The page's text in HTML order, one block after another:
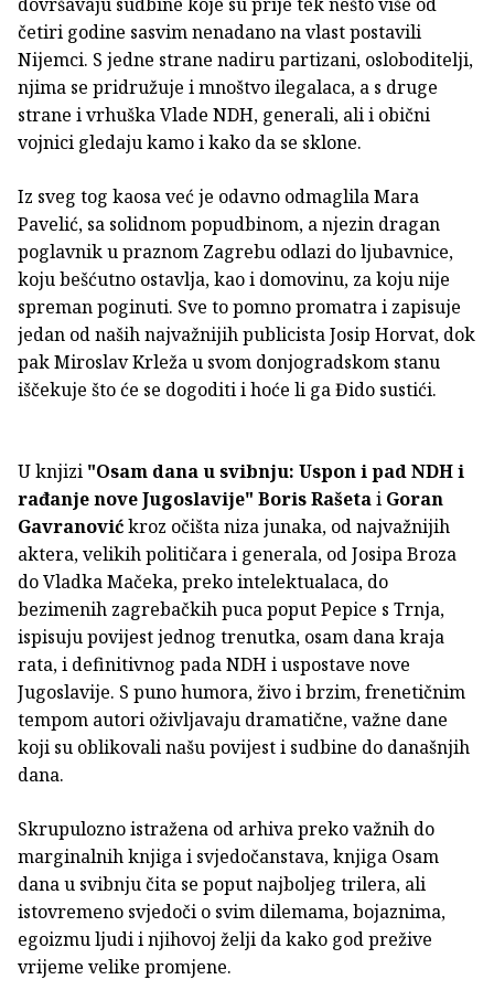
četiri godine sasvim nenadano na vlast postavili
Nijemci. S jedne strane nadiru partizani, osloboditelji,
njima se pridružuje i mnoštvo ilegalaca, a s druge
strane i vrhuška Vlade NDH, generali, ali i obični
vojnici gledaju kamo i kako da se sklone.
Iz sveg tog kaosa već je odavno odmaglila Mara
Pavelić, sa solidnom popudbinom, a njezin dragan
poglavnik u praznom Zagrebu odlazi do ljubavnice,
koju bešćutno ostavlja, kao i domovinu, za koju nije
spreman poginuti. Sve to pomno promatra i zapisuje
jedan od naših najvažnijih publicista Josip Horvat, dok
pak Miroslav Krleža u svom donjogradskom stanu
iščekuje što će se dogoditi i hoće li ga Đido sustići.
U knjizi "Osam dana u svibnju: Uspon i pad NDH i
rađanje nove Jugoslavije" Boris Rašetai Goran
Gavranovićkroz očišta niza junaka, od najvažnijih
aktera, velikih političara i generala, od Josipa Broza
do Vladka Mačeka, preko intelektualaca, do
bezimenih zagrebačkih puca poput Pepice s Trnja,
ispisuju povijest jednog trenutka, osam dana kraja
rata, i definitivnog pada NDH i uspostave nove
Jugoslavije. S puno humora, živo i brzim, frenetičnim
tempom autori oživljavaju dramatične, važne dane
koji su oblikovali našu povijest i sudbine do današnjih
dana.
Skrupulozno istražena od arhiva preko važnih do
marginalnih knjiga i svjedočanstava, knjiga Osam
dana u svibnju čita se poput najboljeg trilera, ali
istovremeno svjedoči o svim dilemama, bojaznima,
egoizmu ljudi i njihovoj želji da kako god prežive
vrijeme velike promjene.